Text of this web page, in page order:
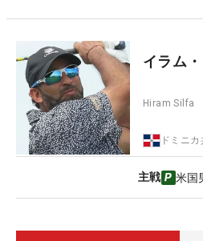
イラム
Hiram Silfa
ドミニカ
主戦 米国